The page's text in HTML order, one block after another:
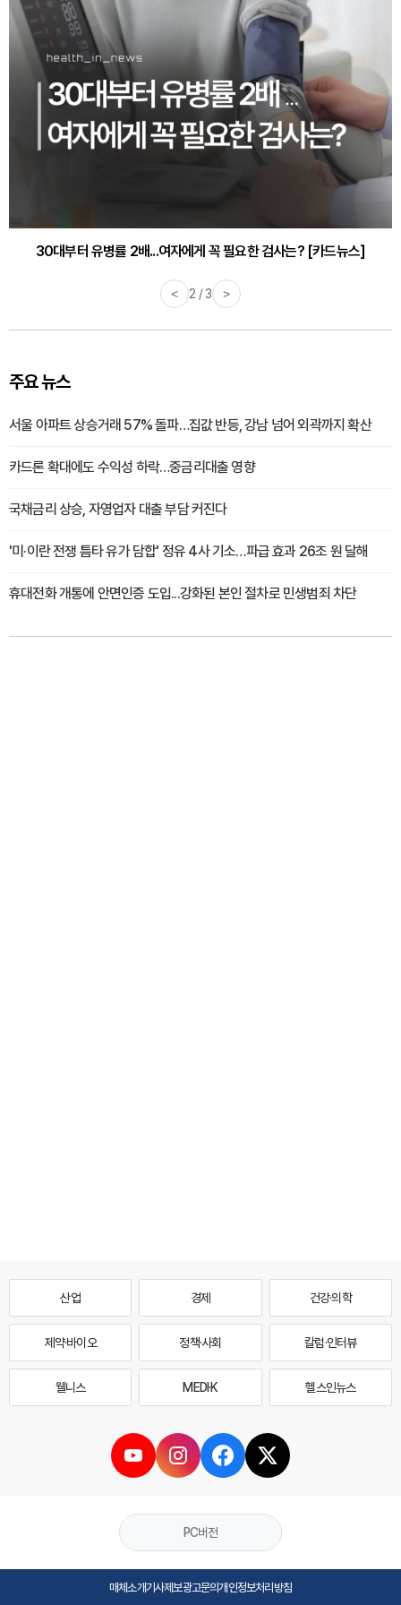
30대부터 유병률 2배...여자에게 꼭 필요한 검사는? [카드뉴스]
< 2 / 3 >
주요 뉴스
서울 아파트 상승거래 57% 돌파…집값 반등, 강남 넘어 외곽까지 확산
카드론 확대에도 수익성 하락…중금리대출 영향
국채금리 상승, 자영업자 대출 부담 커진다
'미·이란 전쟁 틈타 유가 담합' 정유 4사 기소…파급 효과 26조 원 달해
휴대전화 개통에 안면인증 도입...강화된 본인 절차로 민생범죄 차단
산업 경제 건강·의학
제약·바이오 정책·사회 칼럼·인터뷰
웰니스 MEDI·K 헬스인뉴스
PC버전
매체소개기사제보광고문의개인정보처리방침